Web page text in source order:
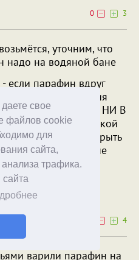
свое
файлов cookie
для
сайта,
трафика.
сайта
0
3
уточним, что
надо на водяной бане
если парафин вдруг
для противодействия
в водяной бане), НИ В
водой (при такой
взрыв). Закрыть
Только не
4
варили парафин на